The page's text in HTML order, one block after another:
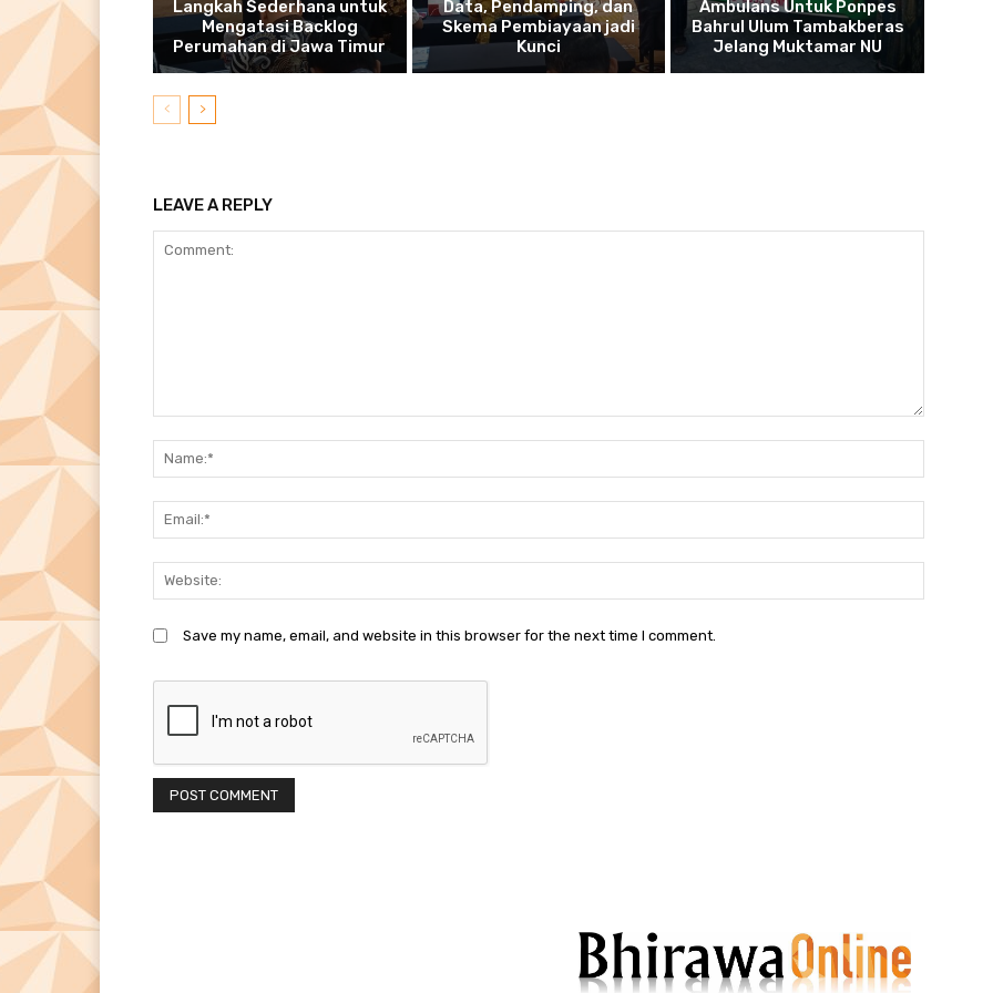
Langkah Sederhana untuk
Mengatasi Backlog
Perumahan di Jawa Timur
Data, Pendamping, dan
Skema Pembiayaan jadi
Kunci
Ambulans Untuk Ponpes
Bahrul Ulum Tambakberas
Jelang Muktamar NU
LEAVE A REPLY
Save my name, email, and website in this browser for the next time I comment.